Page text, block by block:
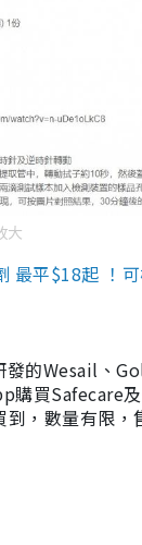
大
最平$18起 ！
的Wesail、
購買Safecare
，數量有限，